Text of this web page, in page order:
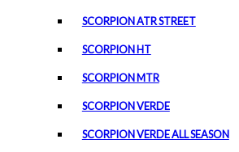
SCORPION ATR STREET
SCORPION HT
SCORPION MTR
SCORPION VERDE
SCORPION VERDE ALL SEASON